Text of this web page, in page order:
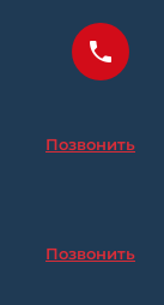
Позвонить
Позвонить